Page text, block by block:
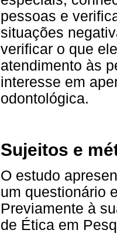
pessoas e
situações
verificar o que
atendimento às
interesse em
odontológica.
Sujeitos e
O estudo
um questionário
Previamente à
de Ética em